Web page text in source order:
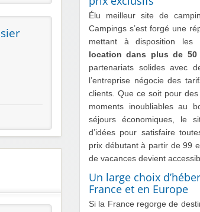
Élu meilleur site de
Campings s’est forgé une
mettant à disposition les
location dans plus de 50
partenariats solides avec
l’entreprise négocie des
clients. Que ce soit pour
moments inoubliables au
séjours économiques, le
d’idées pour satisfaire
prix débutant à partir de 99
de vacances devient
Un large choix
France et en Europe
Si la France regorge de